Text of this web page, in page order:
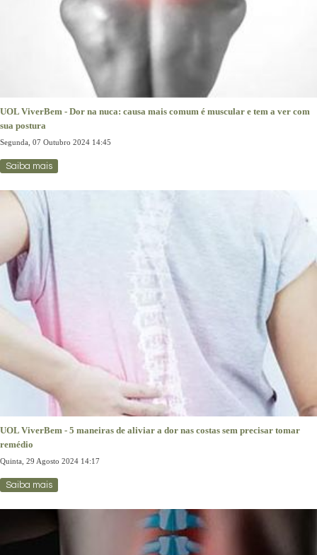
UOL ViverBem - Dor na nuca: causa mais comum é muscular e tem a ver com
sua postura
Segunda, 07 Outubro 2024 14:45
Saiba mais
UOL ViverBem - 5 maneiras de aliviar a dor nas costas sem precisar tomar
remédio
Quinta, 29 Agosto 2024 14:17
Saiba mais